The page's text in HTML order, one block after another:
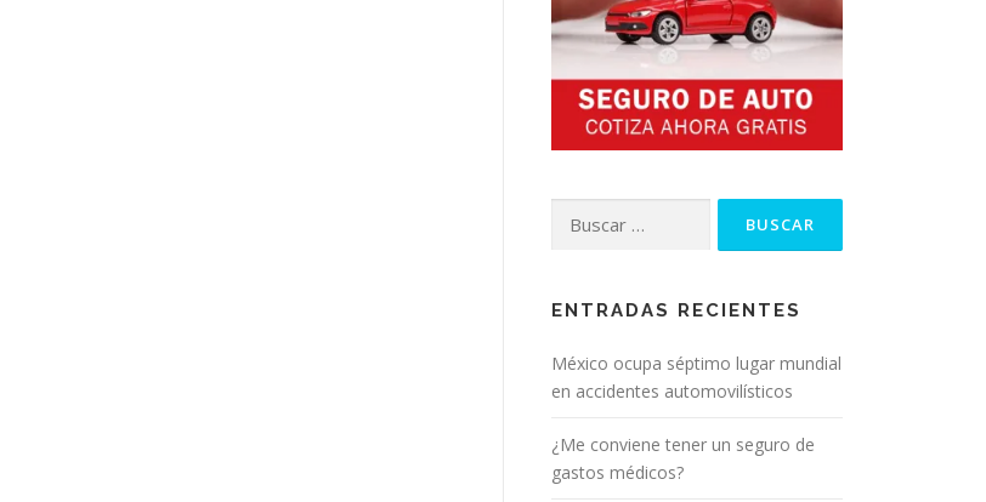
ENTRADAS RECIENTES
México ocupa séptimo lugar mundial
en accidentes automovilísticos
¿Me conviene tener un seguro de
gastos médicos?